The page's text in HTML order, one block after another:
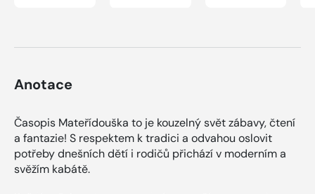
Anotace
Časopis Mateřídouška to je kouzelný svět zábavy, čtení
a fantazie! S respektem k tradici a odvahou oslovit
potřeby dnešních dětí i rodičů přichází v moderním a
svěžím kabátě.